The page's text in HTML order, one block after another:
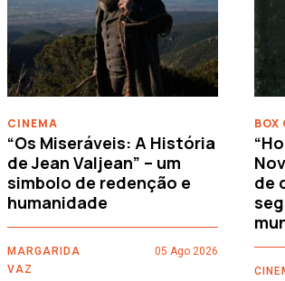
CINEMA
“Os Miseráveis: A História
de Jean Valjean” – um
simbolo de redenção e
humanidade
MARGARIDA
VAZ
05 Ago 2026
BOX
de